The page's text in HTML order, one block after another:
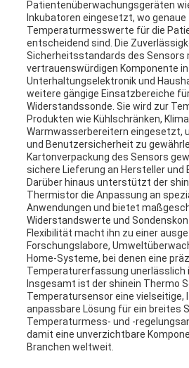
Patientenüberwachungsgeräten
Inkubatoren eingesetzt, wo genaue
Temperaturmesswerte für die
entscheidend sind. Die
Sicherheitsstandards des Sensors
vertrauenswürdigen Komponente
Unterhaltungselektronik und
weitere gängige Einsatzbereiche
Widerstandssonde. Sie wird zur
Produkten wie Kühlschränken,
Warmwasserbereitern eingesetzt,
und Benutzersicherheit zu
Kartonverpackung des Sensors
sichere Lieferung an Hersteller und
Darüber hinaus unterstützt der
Thermistor die Anpassung an
Anwendungen und bietet
Widerstandswerte und
Flexibilität macht ihn zu einer
Forschungslabore,
Home-Systeme, bei denen eine
Temperaturerfassung unerlässlich
Insgesamt ist der shinein Thermo
Temperatursensor eine vielseitige,
anpassbare Lösung für ein breites
Temperaturmess- und -
damit eine unverzichtbare
Branchen weltweit.